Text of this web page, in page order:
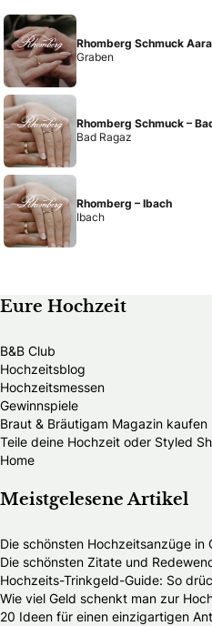
Rhomberg Schmuck
Graben
Rhomberg Schmuck –
Bad Ragaz
Rhomberg – Ibach
Ibach
Eure Hochzeit
B&B Club
Hochzeitsblog
Hochzeitsmessen
Gewinnspiele
Braut & Bräutigam Magazin kaufen
Teile deine Hochzeit oder Styled
Home
Meistgelesene Artikel
Die schönsten Hochzeitsanzüge in
Die schönsten Zitate und
Hochzeits-Trinkgeld-Guide: So
Wie viel Geld schenkt man zur
20 Ideen für einen einzigartigen